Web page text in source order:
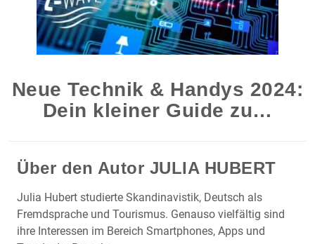
Neue Technik & Handys 2024:
Dein kleiner Guide zu…
Über den Autor JULIA HUBERT
Julia Hubert studierte Skandinavistik, Deutsch als
Fremdsprache und Tourismus. Genauso vielfältig sind
ihre Interessen im Bereich Smartphones, Apps und